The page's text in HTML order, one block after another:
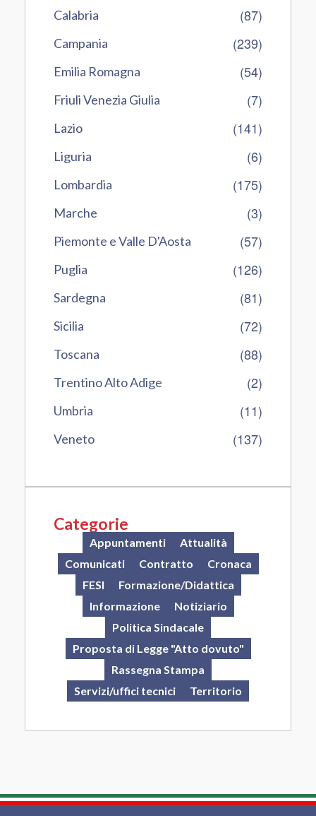
Calabria (87)
Campania (239)
Emilia Romagna (54)
Friuli Venezia Giulia (7)
Lazio (141)
Liguria (6)
Lombardia (175)
Marche (3)
Piemonte e Valle D'Aosta (57)
Puglia (126)
Sardegna (81)
Sicilia (72)
Toscana (88)
Trentino Alto Adige (2)
Umbria (11)
Veneto (137)
Categorie
Appuntamenti
Attualità
Comunicati
Contratto
Cronaca
FESI
Formazione/Didattica
Informazione
Notiziario
Politica Sindacale
Proposta di Legge "Atto dovuto"
Rassegna Stampa
Servizi/uffici tecnici
Territorio